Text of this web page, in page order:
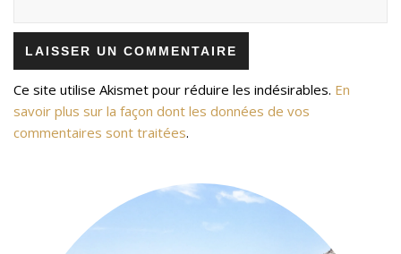
Ce site utilise Akismet pour réduire les indésirables. En
savoir plus sur la façon dont les données de vos
commentaires sont traitées.